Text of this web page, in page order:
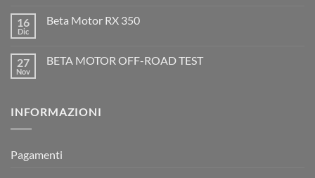
2026:
è
arrivata
su
Motocross
è
16
Dic
Beta Motor RX 350
Beta
27
Nov
BETA MOTOR OFF-ROAD TEST
MOTOR
INFORMAZIONI
Pagamenti